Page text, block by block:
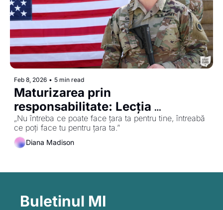
Feb 8, 2026 • 5 min read
Maturizarea prin
responsabilitate: Lecția
americană
„Nu întreba ce poate face țara ta pentru tine, întreabă
ce poți face tu pentru țara ta.”
Diana Madison
Buletinul MI